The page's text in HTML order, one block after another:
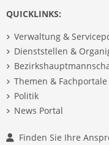
QUICKLINKS:
Verwaltung &
Dienststellen &
Themen & Fachportale
Politik
News Portal
Finden Sie Ihre